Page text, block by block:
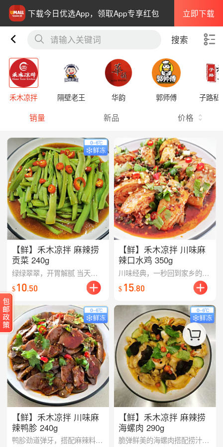
下载今日优选App，领取App专享红包 立即下载
请输入关键词 搜索
禾木凉拌 隔壁老王 华韵 郭师傅 子路私
销量 新品 价格
【鲜】禾木凉拌 麻辣捞
贡菜 240g
绿绿翠翠，开胃解腻 当天现拌无预制 【提前两天22:00截单，周一至周日配送】
$10.50
【鲜】禾木凉拌 川味麻
辣鸭胗 240g
鸭胗劲道弹牙，搭配麻辣料汁下饭神器 当天现拌无预制 【提前两天22:00截单，周一至周日配送】
【鲜】禾木凉拌 川味麻
辣口水鸡 350g
川味经典，一秒回到家乡的味道 当天现拌无预制 【提前两天22:00截单，周一至周日配送】
$ 15.80
【鲜】禾木凉拌 麻辣捞
海螺肉 290g
脆弹鲜美的海螺肉搭配捞汁，一口惊艳。 当天现拌无预制 【提前两天22:00截单，周一至周日配送】